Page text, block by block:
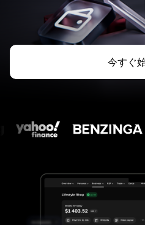
今すぐ